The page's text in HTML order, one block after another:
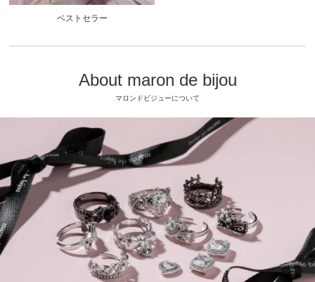
ベストセラー
About maron de bijou
マロンドビジューについて